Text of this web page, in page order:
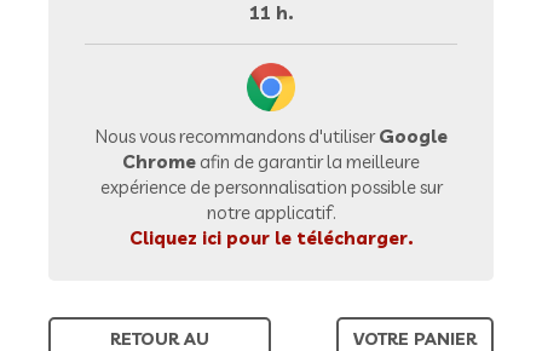
11 h.
Nous vous recommandons d'utiliserGoogle
Chrome afin de garantir la meilleure
expérience de personnalisation possible sur
notre applicatif.
Cliquez ici pour le télécharger.
RETOUR AU
VOTRE PANIER